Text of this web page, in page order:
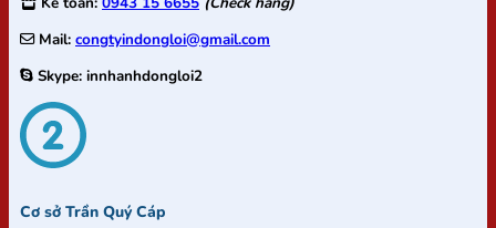
Mail: congtyindongloi@gmail.com
Skype: innhanhdongloi2
Cơ sở Trần Quý Cáp